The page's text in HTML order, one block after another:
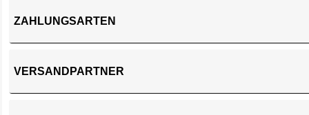
ZAHLUNGSARTEN
VERSANDPARTNER